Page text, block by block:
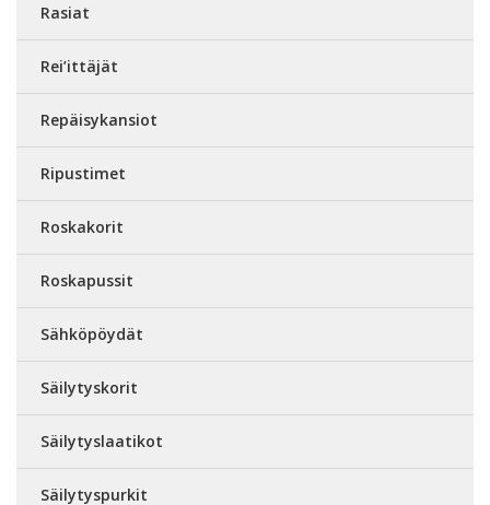
Rasiat
Rei’ittäjät
Repäisykansiot
Ripustimet
Roskakorit
Roskapussit
Sähköpöydät
Säilytyskorit
Säilytyslaatikot
Säilytyspurkit